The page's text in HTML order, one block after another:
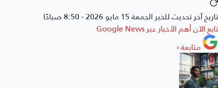
تاريخ آخر تحديث للخبرالجمعة 15 مايو 2026 - 8:50 صباحًا
تابع الآن أهم الأخبار عبرGoogle News
متابعة‹